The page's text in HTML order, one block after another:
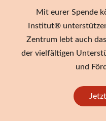
Mit eurer Spende
Institut®
Zentrum lebt auch
der vielfältigen
und